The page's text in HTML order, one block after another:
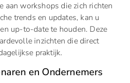
aan workshops die zich richten
trends en updates, kan u
up-to-date te houden. Deze
inzichten die direct
praktijk.
en Ondernemers